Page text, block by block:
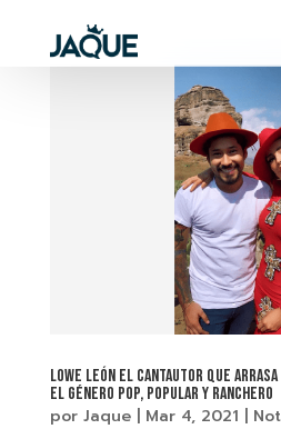
LOWE LEÓN EL CANTAUTOR QUE
EL GÉNERO POP, POPULAR Y RANCHERO
por Jaque| Mar 4, 2021